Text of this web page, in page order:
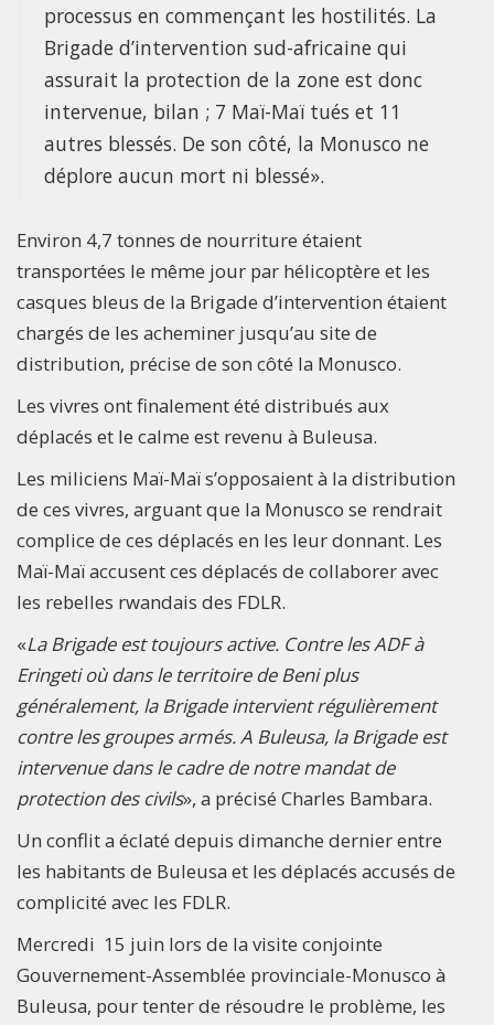
processus en commençant les hostilités. La
Brigade d’intervention sud-africaine qui
assurait la protection de la zone est donc
intervenue, bilan ; 7 Maï-Maï tués et 11
autres blessés. De son côté, la Monusco ne
déplore aucun mort ni blessé».
Environ 4,7 tonnes de nourriture étaient
transportées le même jour par hélicoptère et les
casques bleus de la Brigade d’intervention étaient
chargés de les acheminer jusqu’au site de
distribution, précise de son côté la Monusco.
Les vivres ont finalement été distribués aux
déplacés et le calme est revenu à Buleusa.
Les miliciens Maï-Maï s’opposaient à la distribution
de ces vivres, arguant que la Monusco se rendrait
complice de ces déplacés en les leur donnant. Les
Maï-Maï accusent ces déplacés de collaborer avec
les rebelles rwandais des FDLR.
«La Brigade est toujours active. Contre les ADF à
Eringeti où dans le territoire de Beni plus
généralement, la Brigade intervient régulièrement
contre les groupes armés. A Buleusa, la Brigade est
intervenue dans le cadre de notre mandat de
protection des civils», a précisé Charles Bambara.
Un conflit a éclaté depuis dimanche dernier entre
les habitants de Buleusa et les déplacés accusés de
complicité avec les FDLR.
Mercredi 15 juin lors de la visite conjointe
Gouvernement-Assemblée provinciale-Monusco à
Buleusa, pour tenter de résoudre le problème, les